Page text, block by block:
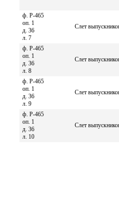
ф. Р-465
оп. 1
д. 36
л. 7
Слет
ф. Р-465
оп. 1
д. 36
л. 8
Слет
ф. Р-465
оп. 1
д. 36
л. 9
Слет
ф. Р-465
оп. 1
д. 36
л. 10
Слет